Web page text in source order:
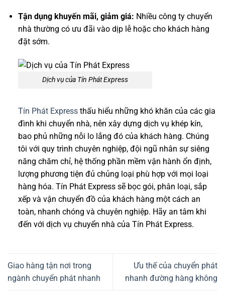
Tận dụng khuyến mãi, giảm giá: Nhiều công ty chuyển
nhà thường có ưu đãi vào dịp lễ hoặc cho khách hàng
đặt sớm.
Dịch vụ của Tín Phát Express
Tín Phát Expressthấu hiểu những khó khăn của các gia
đình khi chuyển nhà, nên xây dựng dịch vụ khép kín,
bao phủ những nỗi lo lắng đó của khách hàng. Chúng
tôi với quy trình chuyên nghiệp, đội ngũ nhân sự siêng
năng chăm chỉ, hệ thống phần mềm vận hành ổn định,
lượng phương tiện đủ chủng loại phù hợp với mọi loại
hàng hóa. Tín Phát Express sẽ bọc gói, phân loại, sắp
xếp và vận chuyển đồ của khách hàng một cách an
toàn, nhanh chóng và chuyên nghiệp. Hãy an tâm khi
đến với dịch vụ chuyển nhà của Tín Phát Express.
Giao hàng tận nơi trong
ngành chuyển phát nhanh
Ưu thế của chuyển phát
nhanh đường hàng không